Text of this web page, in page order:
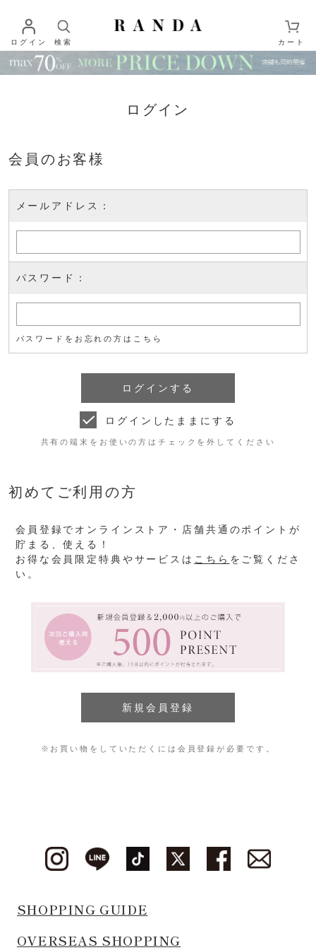
ログイン 検索 カート
ログイン
会員のお客様
メールアドレス：
パスワード：
パスワードをお忘れの方はこちら
ログインしたままにする
共有の端末をお使いの方はチェックを外してください
初めてご利用の方
会員登録でオンラインストア・店舗共通のポイントが
貯まる、使える！
お得な会員限定特典やサービスは こちら をご覧くださ
い。
※お買い物をしていただくには会員登録が必要です。
SHOPPING GUIDE
OVERSEAS SHOPPING